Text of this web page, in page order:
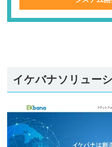
イケバナソリュー